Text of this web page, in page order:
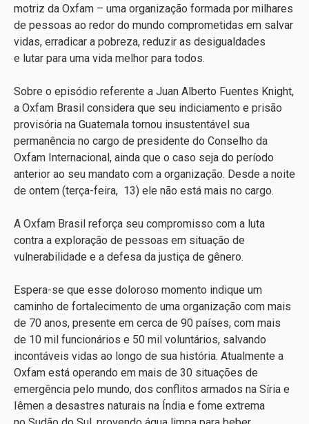
motriz da Oxfam – uma organização formada por milhares
de pessoas ao redor do mundo comprometidas em salvar
vidas, erradicar a pobreza, reduzir as desigualdades
e lutar para uma vida melhor para todos.
Sobre o episódio referente a Juan Alberto Fuentes Knight,
a Oxfam Brasil considera que seu indiciamento e prisão
provisória na Guatemala tornou insustentável sua
permanência no cargo de presidente do Conselho da
Oxfam Internacional, ainda que o caso seja do período
anterior ao seu mandato com a organização. Desde a noite
de ontem (terça-feira, 13) ele não está mais no cargo.
A Oxfam Brasil reforça seu compromisso com a luta
contra a exploração de pessoas em situação de
vulnerabilidade e a defesa da justiça de gênero.
Espera-se que esse doloroso momento indique um
caminho de fortalecimento de uma organização com mais
de 70 anos, presente em cerca de 90 países, com mais
de 10 mil funcionários e 50 mil voluntários, salvando
incontáveis vidas ao longo de sua história. Atualmente a
Oxfam está operando em mais de 30 situações de
emergência pelo mundo, dos conflitos armados na Síria e
Iêmen a desastres naturais na Índia e fome extrema